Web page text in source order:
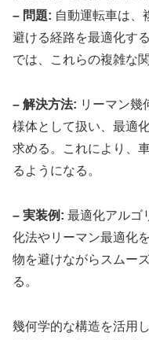
– 問題: 自動運転車は、
避ける経路を最適化す
では、これらの複雑な
– 解決方法: リーマン幾
様体として扱い、最適
求める。これにより、
るようになる。
– 実装例: 最適化アルゴ
化法やリーマン最適化
物を避けながらスムー
る。
幾何学的な構造を活用